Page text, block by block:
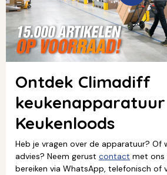
Ontdek Climadiff
Keukenloods
Heb je vragen over de apparatuur? Of
advies? Neem gerust contact met ons
bereiken via WhatsApp, telefonisch of